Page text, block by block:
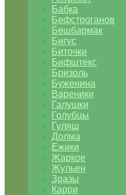
Бабка
Бефстроганов
Бешбармак
Бигус
Биточки
Бифштекс
Бризоль
Буженина
Вареники
Галушки
Голубцы
Гуляш
Долма
Ежики
Жаркое
Жульен
Зразы
Карри